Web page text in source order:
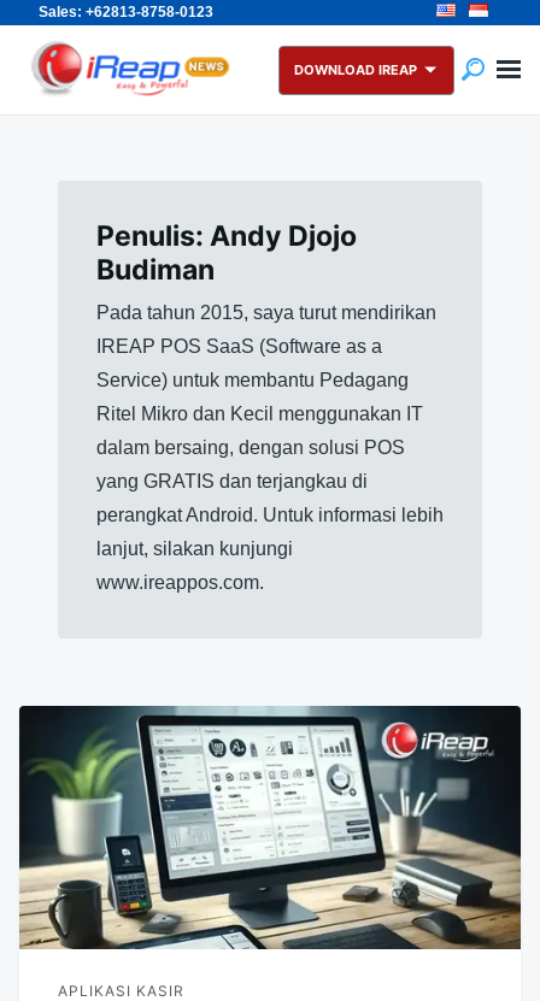
Sales: +62813-8758-0123
Skip
content
Search
for:
DOWNLOAD IREAP
Penulis: Andy Djojo
Budiman
Pada tahun 2015, saya turut mendirikan
IREAP POS SaaS (Software as a
Service) untuk membantu Pedagang
Ritel Mikro dan Kecil menggunakan IT
dalam bersaing, dengan solusi POS
yang GRATIS dan terjangkau di
perangkat Android. Untuk informasi lebih
lanjut, silakan kunjungi
www.ireappos.com.
APLIKASI KASIR